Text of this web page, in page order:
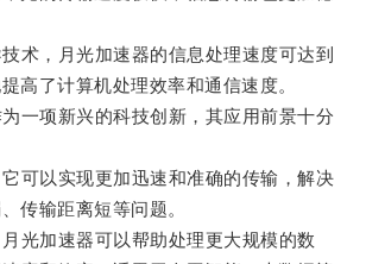
，月光加速器的信息处理速度可达到
高了计算机处理效率和通信速度。
项新兴的科技创新，其应用前景十分
以实现更加迅速和准确的传输，解决
传输距离短等问题。
加速器可以帮助处理更大规模的数